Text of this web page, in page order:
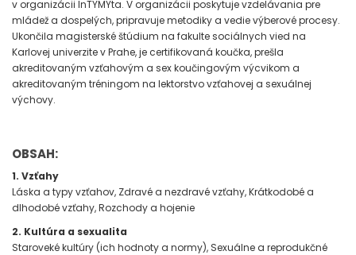
v organizácii InTYMYta. V organizácii poskytuje vzdelávania pre
mládež a dospelých, pripravuje metodiky a vedie výberové procesy.
Ukončila magisterské štúdium na fakulte sociálnych vied na
Karlovej univerzite v Prahe, je certifikovaná koučka, prešla
akreditovaným vzťahovým a sex koučingovým výcvikom a
akreditovaným tréningom na lektorstvo vzťahovej a sexuálnej
výchovy.
OBSAH:
1. Vzťahy
Láska a typy vzťahov, Zdravé a nezdravé vzťahy, Krátkodobé a
dlhodobé vzťahy, Rozchody a hojenie
2. Kultúra a sexualita
Staroveké kultúry (ich hodnoty a normy), Sexuálne a reprodukčné